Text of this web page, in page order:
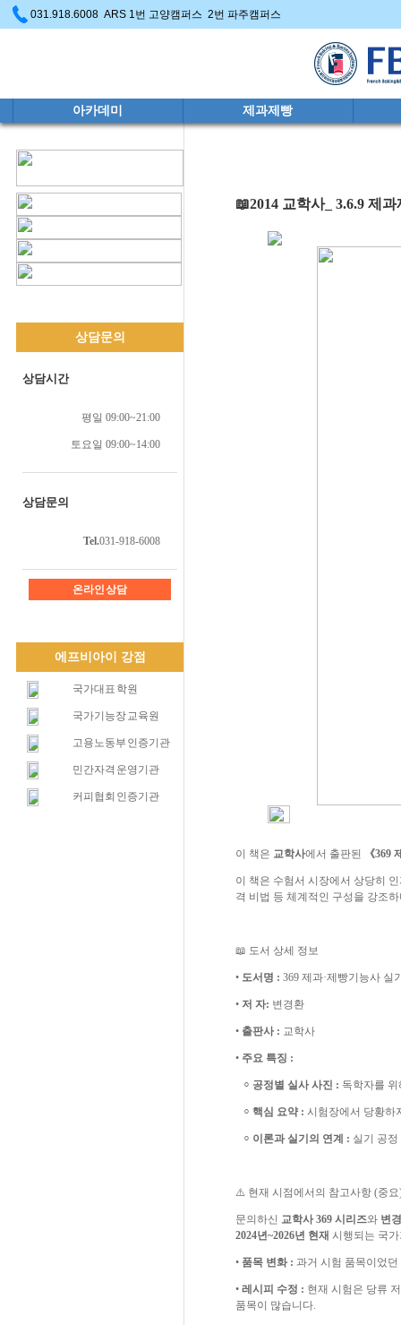
031.918.6008 ARS 1번 고양캠퍼스 2번 파주캠퍼스
아카데미 제과제빵
상담문의
상담시간
평일 09:00~21:00
토요일 09:00~14:00
상담문의
Tel.031-918-6008
온라인 상담
에프비아이 강점
국가대표 학원
국가기능장 교육원
고용노동부 인증기관
민간자격 운영기관
커피협회 인증기관
📖2014 교학사_ 3.6.9 제
이 책은 교학사에서 출판된 《369
이 책은 수험서 시장에서 상당히
격 비법 등 체계적인 구성을 강조
📖 도서 상세 정보
• 도서명 : 369 제과·제빵기능사 실
• 저 자: 변경환
• 출판사 : 교학사
• 주요 특징 :
⸰ 공정별 실사 사진 : 독학자를
⸰ 핵심 요약 : 시험장에서 당황하
⸰ 이론과 실기의 연계 : 실기 공
⚠️ 현재 시점에서의 참고사항 (중요
문의하신 교학사 369 시리즈와 변
2024년~2026년 현재 시행되는 국
• 품목 변화 : 과거 시험 품목이었
• 레시피 수정 : 현재 시험은 당류
품목이 많습니다.